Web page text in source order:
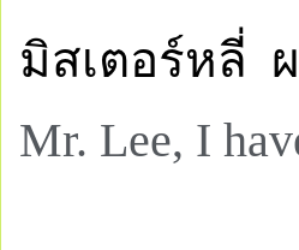
มิสเตอร์หลี่
Mr. Lee, I